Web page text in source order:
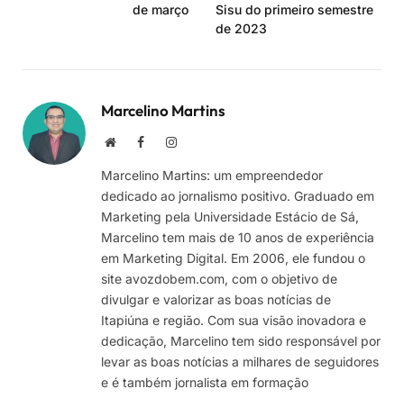
de março
Sisu do primeiro semestre
de 2023
Marcelino Martins
Site FacebookInstagram
Marcelino Martins: um empreendedor
dedicado ao jornalismo positivo. Graduado em
Marketing pela Universidade Estácio de Sá,
Marcelino tem mais de 10 anos de experiência
em Marketing Digital. Em 2006, ele fundou o
site avozdobem.com, com o objetivo de
divulgar e valorizar as boas notícias de
Itapiúna e região. Com sua visão inovadora e
dedicação, Marcelino tem sido responsável por
levar as boas notícias a milhares de seguidores
e é também jornalista em formação